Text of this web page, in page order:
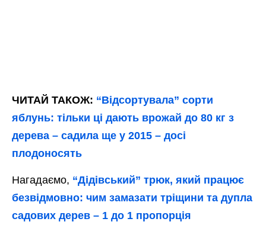
ЧИТАЙ ТАКОЖ: “Відсортувала” сорти
яблунь: тільки ці дають врожай до 80 кг з
дерева – садила ще у 2015 – досі
плодоносять
Нагадаємо, “Дідівський” трюк, який працює
безвідмовно: чим замазати тріщини та дупла
садових дерев – 1 до 1 пропорція